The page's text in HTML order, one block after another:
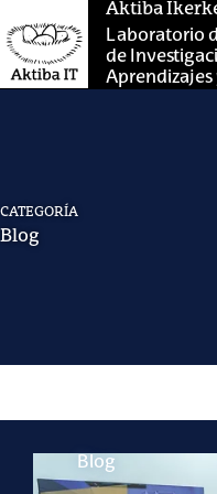
al
contenido
Aktiba
Laboratorio
de
Aprendizajes
CATEGORÍA
Blog
Blog